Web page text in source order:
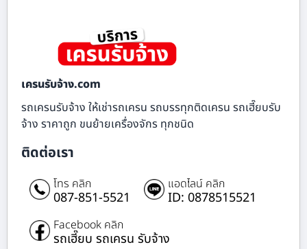
เครนรับจ้าง.com
รถเครนรับจ้าง ให้เช่ารถเครน รถบรรทุกติดเครน รถเฮี๊ยบรับ
จ้าง ราคาถูก ขนย้ายเครื่องจักร ทุกชนิด
ติดต่อเรา
โทร คลิก
087-851-5521
แอดไลน์ คลิก
ID: 0878515521
Facebook คลิก
รถเฮี๊ยบ รถเครน รับจ้าง